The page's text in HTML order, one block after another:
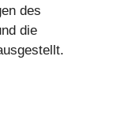
des
die